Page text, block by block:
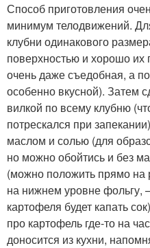
Способ приготовления
минимум телодвижений.
клубни одинакового
поверхностью и хорошо
очень даже съедобная, а
особенно вкусной). Затем
вилкой по всему клубню
потрескался при
маслом и солью (для
но можно обойтись и без
(можно положить прямо на
на нижнем уровне фольгу,
картофеля будет капать
про картофель где-то на
доносится из кухни,